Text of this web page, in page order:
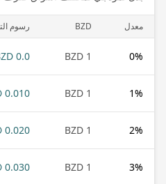
معدل BZD رسوم
0%
1 BZD
0.0 BZD
1%
1 BZD
0.010 BZD
2%
1 BZD
0.020 BZD
3%
1 BZD
0.030 BZD